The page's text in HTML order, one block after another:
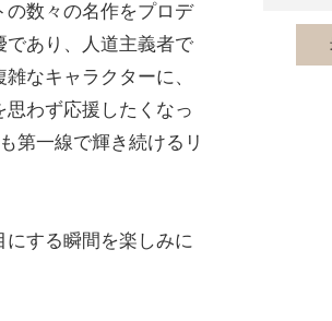
の数々の名作をプロデ
であり、人道主義者で
なキャラクターに、
わず応援したくなっ
第一線で輝き続けるリ
する瞬間を楽しみに